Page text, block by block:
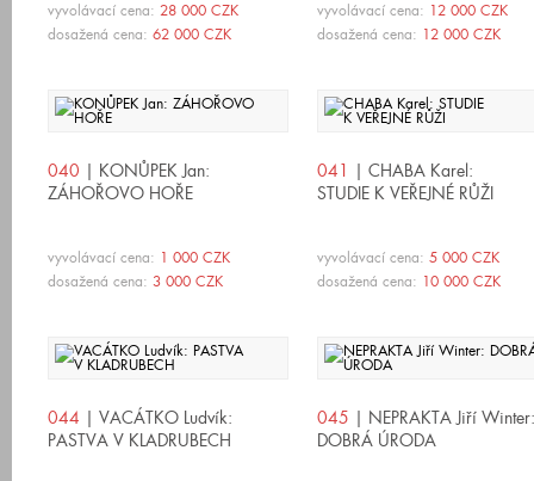
vyvolávací cena: 28 000 CZK
dosažená cena: 62 000 CZK
vyvolávací cena: 12 000 CZK
dosažená cena: 12 000 CZK
040 | KONŮPEK Jan:
ZÁHOŘOVO HOŘE
vyvolávací cena: 1 000 CZK
dosažená cena: 3 000 CZK
041 | CHABA Karel:
STUDIE K VEŘEJNÉ RŮŽI
vyvolávací cena: 5 000 CZK
dosažená cena: 10 000 CZK
044 | VACÁTKO Ludvík:
PASTVA V KLADRUBECH
045 | NEPRAKTA Jiří Winter:
DOBRÁ ÚRODA